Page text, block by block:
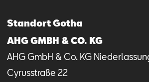
Standort Gotha
AHG GMBH & CO. KG
AHG GmbH & Co. KG
Cyrusstraße 22